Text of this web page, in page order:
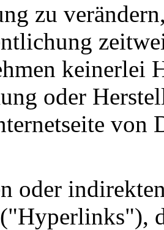
zu
keinerlei
oder
von
oder